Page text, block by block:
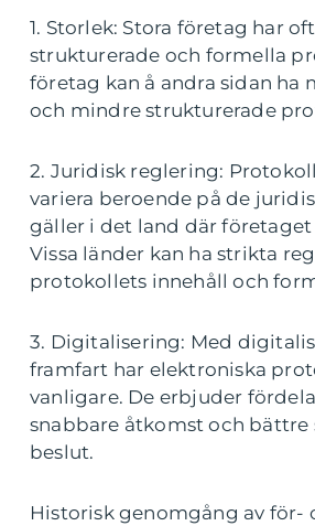
1. Storlek: Stora företag har
strukturerade och formella
företag kan å andra sidan ha
och mindre strukturerade
2. Juridisk reglering:
variera beroende på de
gäller i det land där företaget
Vissa länder kan ha strikta
protokollets innehåll och
3. Digitalisering: Med
framfart har elektroniska
vanligare. De erbjuder
snabbare åtkomst och bättre
beslut.
Historisk genomgång av för-